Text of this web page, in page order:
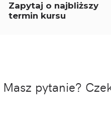
Zapytaj o najbliższy
termin kursu
Masz pytanie?